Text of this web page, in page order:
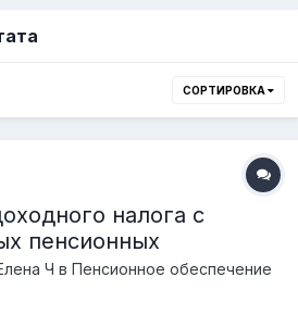
СОРТИРОВКА
налога с
пенсионных
Ч в Пенсионное обеспечение